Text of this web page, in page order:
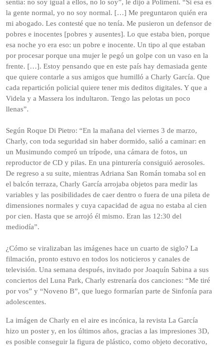
sentía: no soy igual a ellos, no lo soy”, le dijo a Polimeni. “Si esa es
la gente normal, yo no soy normal. […] Me preguntaron quién era
mi abogado. Les contesté que no tenía. Me pusieron un defensor de
pobres e inocentes [pobres y ausentes]. Lo que estaba bien, porque
esa noche yo era eso: un pobre e inocente. Un tipo al que estaban
por procesar porque una mujer le pegó un golpe con un vaso en la
frente. […]. Estoy pensando que en este país hay demasiada gente
que quiere contarle a sus amigos que humilló a Charly García. Que
cada repartición policial quiere tener mis deditos digitales. Y que a
Videla y a Massera los indultaron. Tengo las pelotas un poco
llenas”.
Según Roque Di Pietro: “En la mañana del viernes 3 de marzo,
Charly, con toda seguridad sin haber dormido, salió a caminar: en
un Musimundo compró un trípode, una cámara de fotos, un
reproductor de CD y pilas. En una pinturería consiguió aerosoles.
De regreso a su suite, mientras Adriana San Román tomaba sol en
el balcón terraza, Charly García arrojaba objetos para medir las
variables y las posibilidades de caer dentro o fuera de una pileta de
dimensiones normales y cuya capacidad de agua no estaba al cien
por cien. Hasta que se arrojó él mismo. Eran las 12:30 del
mediodía”.
¿Cómo se viralizaban las imágenes hace un cuarto de siglo? La
filmación, pronto estuvo en todos los noticieros y canales de
televisión. Una semana después, invitado por Joaquín Sabina a sus
conciertos del Luna Park, Charly estrenaría dos canciones: “Me tiré
por vos” y “Noveno B”, que luego formarían parte de Sinfonía para
adolescentes.
La imágen de Charly en el aire es incónica, la revista La García
hizo un poster y, en los últimos años, gracias a las impresiones 3D,
es posible conseguir la figura de plástico, como objeto decorativo,